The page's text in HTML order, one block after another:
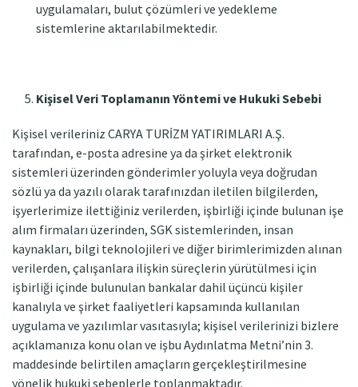
uygulamaları, bulut çözümleri ve yedekleme
sistemlerine aktarılabilmektedir.
Kişisel Veri Toplamanın Yöntemi ve Hukuki Sebebi
Kişisel verileriniz CARYA TURİZM YATIRIMLARI A.Ş.
tarafından, e-posta adresine ya da şirket elektronik
sistemleri üzerinden gönderimler yoluyla veya doğrudan
sözlü ya da yazılı olarak tarafınızdan iletilen bilgilerden,
işyerlerimize ilettiğiniz verilerden, işbirliği içinde bulunan işe
alım firmaları üzerinden, SGK sistemlerinden, insan
kaynakları, bilgi teknolojileri ve diğer birimlerimizden alınan
verilerden, çalışanlara ilişkin süreçlerin yürütülmesi için
işbirliği içinde bulunulan bankalar dahil üçüncü kişiler
kanalıyla ve şirket faaliyetleri kapsamında kullanılan
uygulama ve yazılımlar vasıtasıyla; kişisel verilerinizi bizlere
açıklamanıza konu olan ve işbu Aydınlatma Metni’nin 3.
maddesinde belirtilen amaçların gerçekleştirilmesine
yönelik hukuki sebeplerle toplanmaktadır.